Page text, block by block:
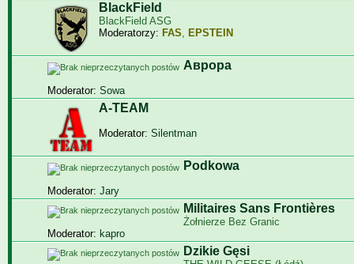
BlackField
BlackField ASG
Moderatorzy: FAS, EPSTEIN
Aврора
Moderator: Sowa
A-TEAM
Moderator: Silentman
Podkowa
Moderator: Jary
Militaires Sans Frontières
Żołnierze Bez Granic
Moderator: kapro
Dzikie Gęsi